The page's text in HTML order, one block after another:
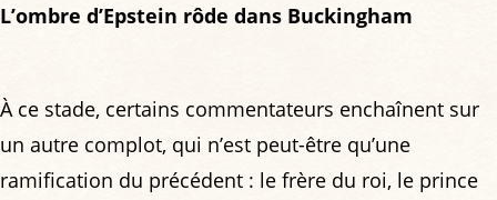
L’ombre d’Epstein rôde dans Buckingham
À ce stade, certains commentateurs enchaînent sur
un autre complot, qui n’est peut-être qu’une
ramification du précédent : le frère du roi, le prince